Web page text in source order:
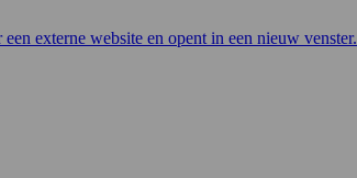
externe website en opent in een nieuw venster.